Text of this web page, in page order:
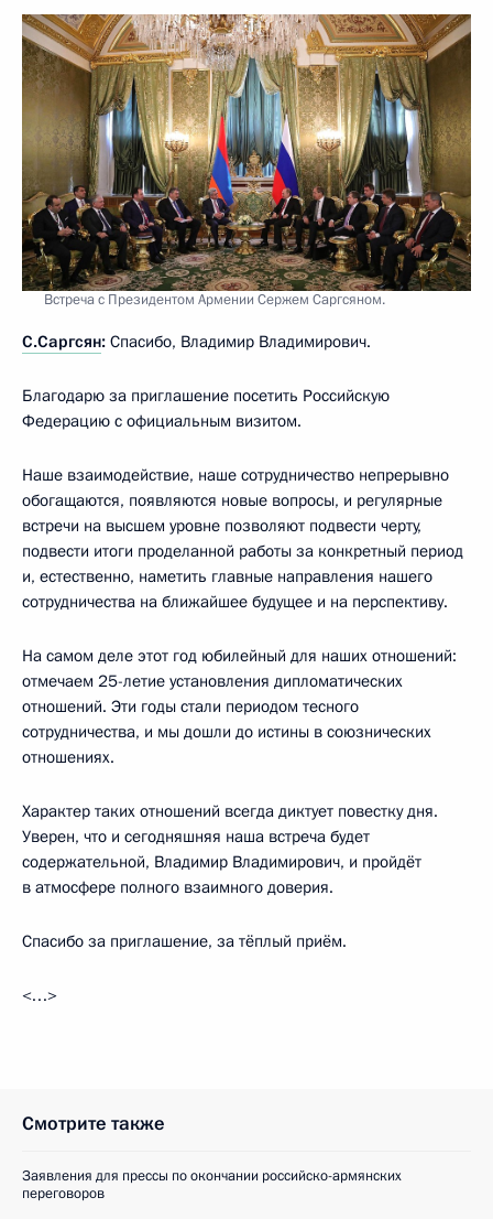
Встреча с Президентом Армении Сержем Саргсяном.
С.Саргсян: Спасибо, Владимир Владимирович.
Благодарю за приглашение посетить Российскую
Федерацию с официальным визитом.
Наше взаимодействие, наше сотрудничество непрерывно
обогащаются, появляются новые вопросы, и регулярные
встречи на высшем уровне позволяют подвести черту,
подвести итоги проделанной работы за конкретный период
и, естественно, наметить главные направления нашего
сотрудничества на ближайшее будущее и на перспективу.
На самом деле этот год юбилейный для наших отношений:
отмечаем 25-летие установления дипломатических
отношений. Эти годы стали периодом тесного
сотрудничества, и мы дошли до истины в союзнических
отношениях.
Характер таких отношений всегда диктует повестку дня.
Уверен, что и сегодняшняя наша встреча будет
содержательной, Владимир Владимирович, и пройдёт
в атмосфере полного взаимного доверия.
Спасибо за приглашение, за тёплый приём.
<…>
Смотрите также
Заявления для прессы по окончании российско-армянских
переговоров